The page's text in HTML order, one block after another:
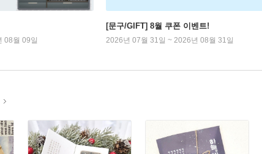
08월 09일
[문구/GIFT] 8월 쿠폰 이벤트!
2026년 07월 31일 ~ 2026년 08월 31일